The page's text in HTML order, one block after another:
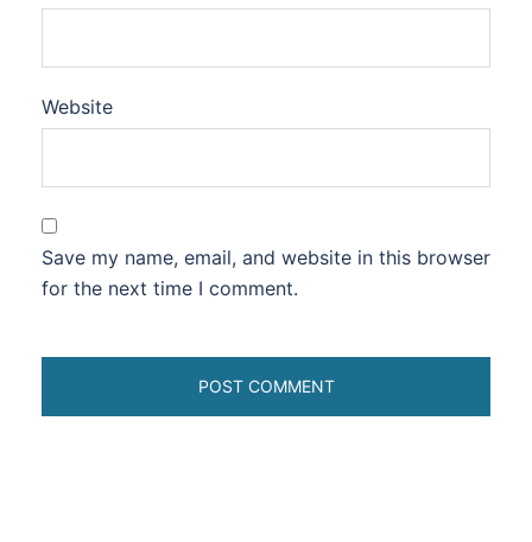
Website
Save my name, email, and website in this browser
for the next time I comment.